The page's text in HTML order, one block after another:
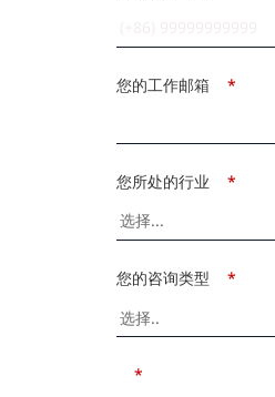
*
您的工作邮箱
*
您所处的行业
*
您的咨询类型
*